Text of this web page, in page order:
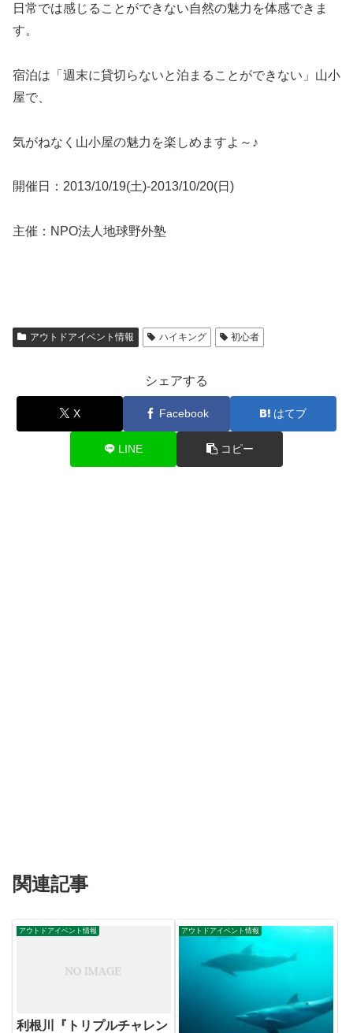
日常では感じることができない自然の魅力を体感できま
す。
宿泊は「週末に貸切らないと泊まることができない」山小
屋で、
気がねなく山小屋の魅力を楽しめますよ～♪
開催日：2013/10/19(土)-2013/10/20(日)
主催：NPO法人地球野外塾
アウトドアイベント情報 ハイキング 初心者
シェアする
X Facebook はてブ
LINE コピー
関連記事
アウトドアイベント情報
利根川『トリプルチャレン
アウトドアイベント情報